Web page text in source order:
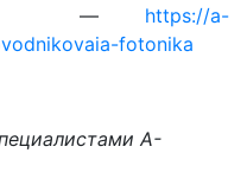
— https://a-
fotonika
А-